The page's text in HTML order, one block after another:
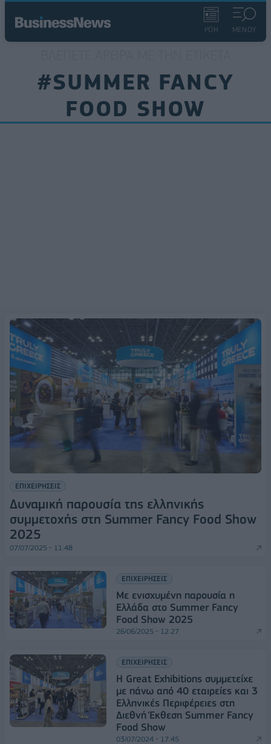
ΡΟΗ ΜΕΝΟΥ
#SUMMER FANCY
FOOD SHOW
ΕΠΙΧΕΙΡΗΣΕΙΣ
Δυναμική παρουσία της ελληνικής
συμμετοχής στη Summer Fancy Food Show
2025
07/07/2025 - 11:48
ΕΠΙΧΕΙΡΗΣΕΙΣ
Με ενισχυμένη παρουσία η
Ελλάδα στο Summer Fancy
Food Show 2025
26/06/2025 - 12:27
ΕΠΙΧΕΙΡΗΣΕΙΣ
Η Great Exhibitions συμμετείχε
με πάνω από 40 εταιρείες και 3
Ελληνικές Περιφέρειες στη
Διεθνή Έκθεση Summer Fancy
Food Show
03/07/2024 - 17:45